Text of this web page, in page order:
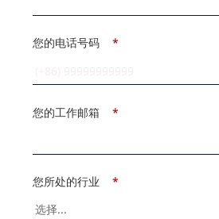
*
您的电话号码
*
您的工作邮箱
*
您所处的行业